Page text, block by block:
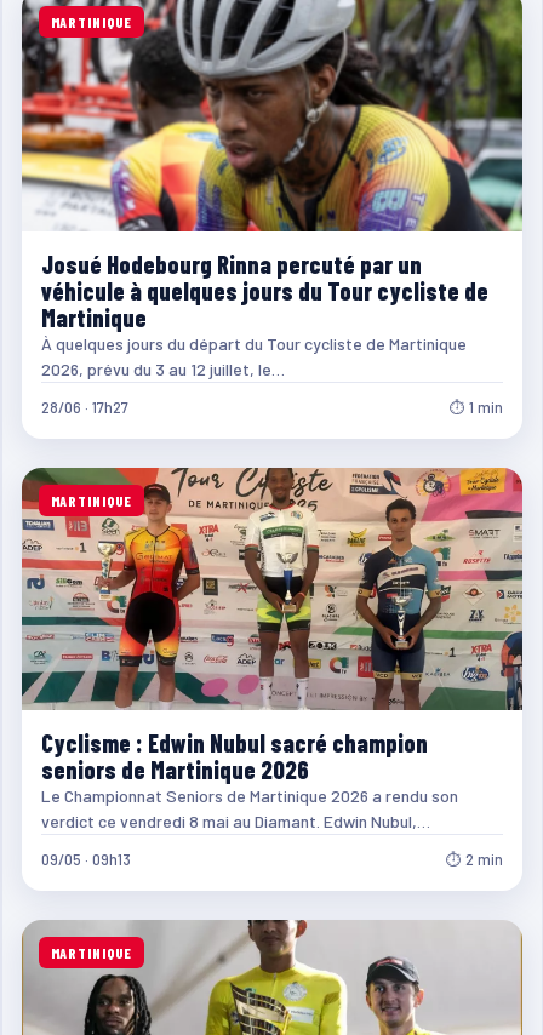
MARTINIQUE
Josué Hodebourg Rinna percuté par un
véhicule à quelques jours du Tour cycliste de
Martinique
À quelques jours du départ du Tour cycliste de Martinique
2026, prévu du 3 au 12 juillet, le…
28/06 · 17h27 ⏱ 1 min
MARTINIQUE
Cyclisme : Edwin Nubul sacré champion
seniors de Martinique 2026
Le Championnat Seniors de Martinique 2026 a rendu son
verdict ce vendredi 8 mai au Diamant. Edwin Nubul,…
09/05 · 09h13 ⏱ 2 min
MARTINIQUE